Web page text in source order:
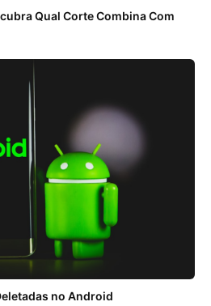
Qual Corte Combina Com
no Android